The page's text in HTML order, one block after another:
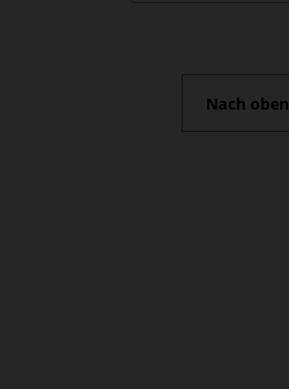
Nach oben